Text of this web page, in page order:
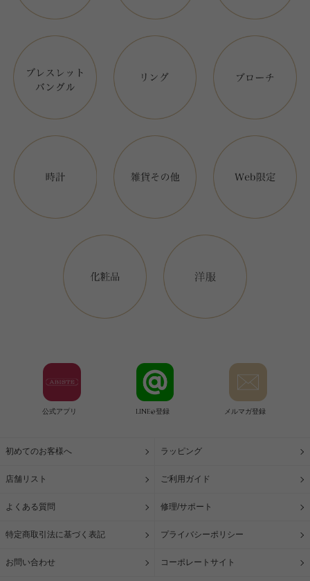
公式アプリ LINE@登録 メルマガ登録
初めてのお客様へ ラッピング
店舗リスト ご利用ガイド
よくある質問 修理/サポート
特定商取引法に基づく表記 プライバシーポリシー
お問い合わせ コーポレートサイト